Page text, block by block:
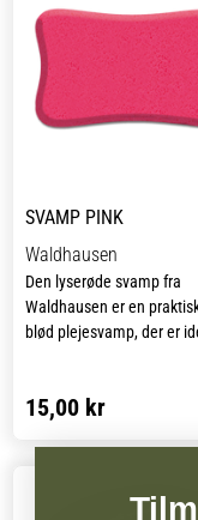
det lette materiale gør
at transportere. En
og funktionel løsning til
opbevaring af dine strigler
plejeprodukter.
SVAMP PINK
Waldhausen
Den lyserøde svamp fra
Waldhausen er en
blød plejesvamp, der er
sæbe, hvilket gør den
pænt og livligt udtryk
15,00 kr